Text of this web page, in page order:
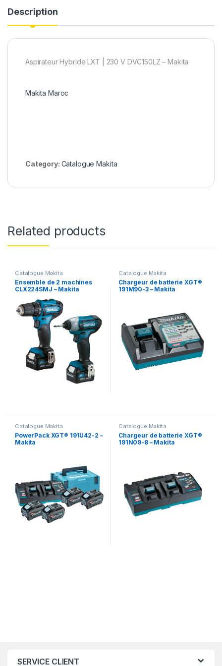
Description
Aspirateur Hybride LXT | 230 V DVC150LZ – Makita
Makita Maroc
Category: Catalogue Makita
Related products
Catalogue Makita
Ensemble de 2 machines
CLX224SMJ – Makita
Catalogue Makita
Chargeur de batterie XGT®
191M90-3 – Makita
Catalogue Makita
PowerPack XGT® 191U42-2 –
Makita
Catalogue Makita
Chargeur de batterie XGT®
191N09-8 – Makita
SERVICE CLIENT